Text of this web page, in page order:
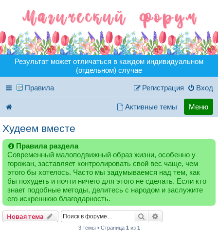
Результат может отличаться в каждом индивидуальном
(отдельном) случае
Правила Вход
Регистрация
Активные темы Меню
Худеем вместе
Правила раздела
Современный малоподвижный образ жизни, особенно у
горожан, заставляет контролировать свой вес чаще, чем
этого бы хотелось. Часто мы задумываемся над тем, как
бы похудеть и почти ничего для этого не сделать. Если кто
знает подобные методы, делитесь с народом и заслужите
его искреннюю благодарность.
Новая тема Поиск
3 темы • Страница 1 из 1